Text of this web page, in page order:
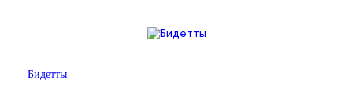
Бидетты